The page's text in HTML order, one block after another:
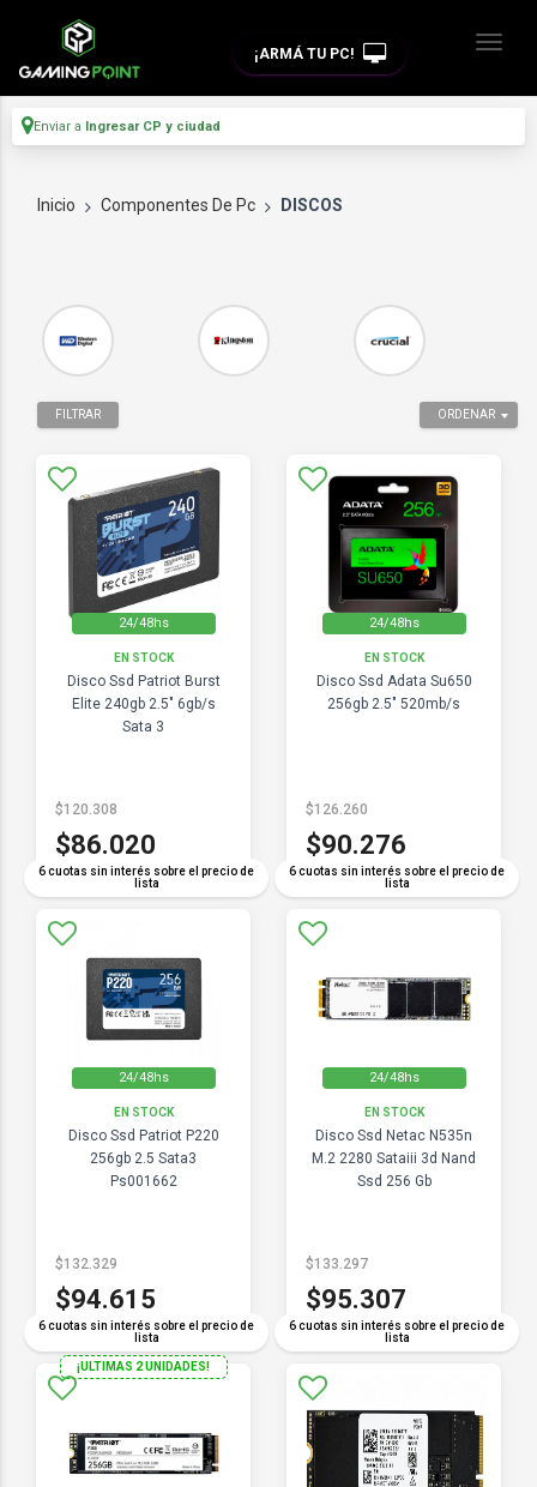
¡ARMÁ TU PC!
Enviar a Ingresar CP y ciudad
Inicio Componentes De Pc DISCOS
ORDENAR
FILTRAR
24/48hs
EN STOCK
Disco Ssd Patriot Burst
Elite 240gb 2.5" 6gb/s
Sata 3
6 cuotas sin interés sobre el precio de
lista
$120.308
$86.020
24/48hs
EN STOCK
Disco Ssd Adata Su650
256gb 2.5" 520mb/s
6 cuotas sin interés sobre el precio de
lista
$126.260
$90.276
24/48hs
EN STOCK
Disco Ssd Patriot P220
256gb 2.5 Sata3
Ps001662
6 cuotas sin interés sobre el precio de
lista
$132.329
$94.615
24/48hs
EN STOCK
Disco Ssd Netac N535n
M.2 2280 Sataiii 3d Nand
Ssd 256 Gb
6 cuotas sin interés sobre el precio de
lista
$133.297
$95.307
¡ULTIMAS 2 UNIDADES!